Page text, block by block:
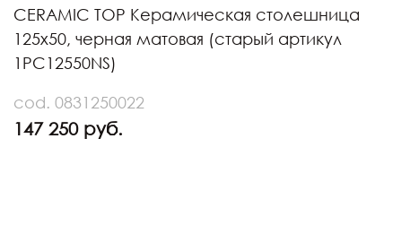
CERAMIC TOP Керамическая столешница
125х50, черная матовая (старый артикул
1PC12550NS)
cod. 0831250022
147 250 руб.